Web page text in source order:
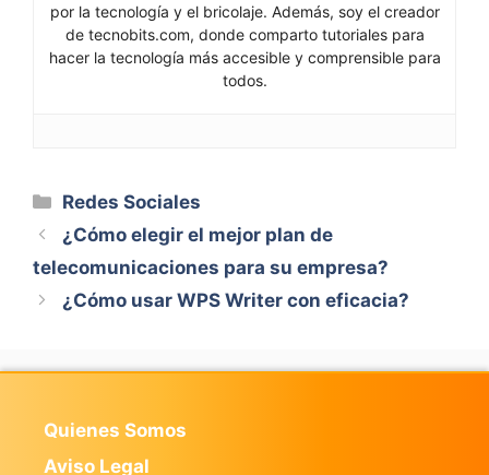
por la tecnología y el bricolaje. Además, soy el creador
de tecnobits.com, donde comparto tutoriales para
hacer la tecnología más accesible y comprensible para
todos.
Categorías
Redes Sociales
¿Cómo elegir el mejor plan de
telecomunicaciones para su empresa?
¿Cómo usar WPS Writer con eficacia?
Quienes Somos
Aviso Legal